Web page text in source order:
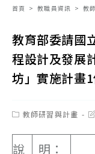
首頁 > 教職員資訊 > 教
教育部委請國
程設計及發展
坊」實施計畫
Post教師研習與計畫
說
明：